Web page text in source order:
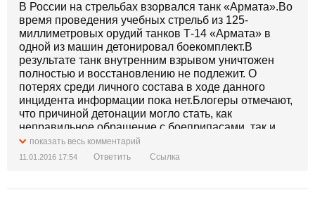
В России на стрельбах взорвался танк «Армата».Во
время проведения учебных стрельб из 125-
миллиметровых орудий танков Т-14 «Армата» в
одной из машин детонировал боекомплект.В
результате танк внутренним взрывом уничтожен
полностью и восстановлению не подлежит. О
потерях среди личного состава в ходе данного
инцидента информации пока нет.Блогеры отмечают,
что причиной детонации могло стать, как
неправильное обращение с боеприпасами, так и
возгорание внутри башни танка, что с этими
машинами уже было не раз.Не исключают блогеры
показать весь комментарий
11.01.2016 17:54 Ответить Ссылка